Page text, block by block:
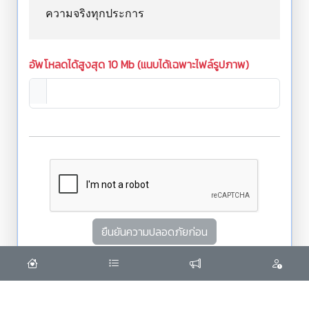
ความจริงทุกประการ
อัพโหลดได้สูงสุด 10 Mb (แนบได้เฉพาะไฟล์รูปภาพ)
ยืนยันความปลอดภัยก่อน